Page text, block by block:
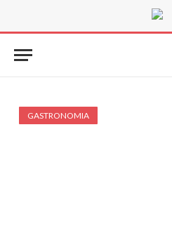
GASTRONOMIA